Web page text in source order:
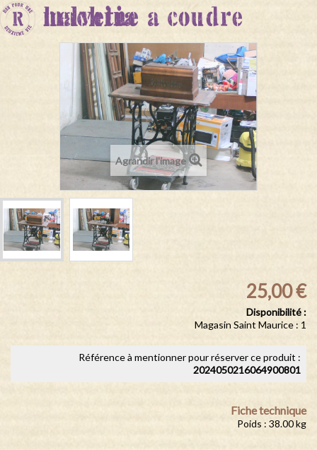
machine a coudre helvetia
Agrandir l'image
25,00 €
Disponibilité :
Magasin Saint Maurice : 1
Référence à mentionner pour réserver ce produit :
2024050216064900801
Fiche technique
Poids : 38.00 kg